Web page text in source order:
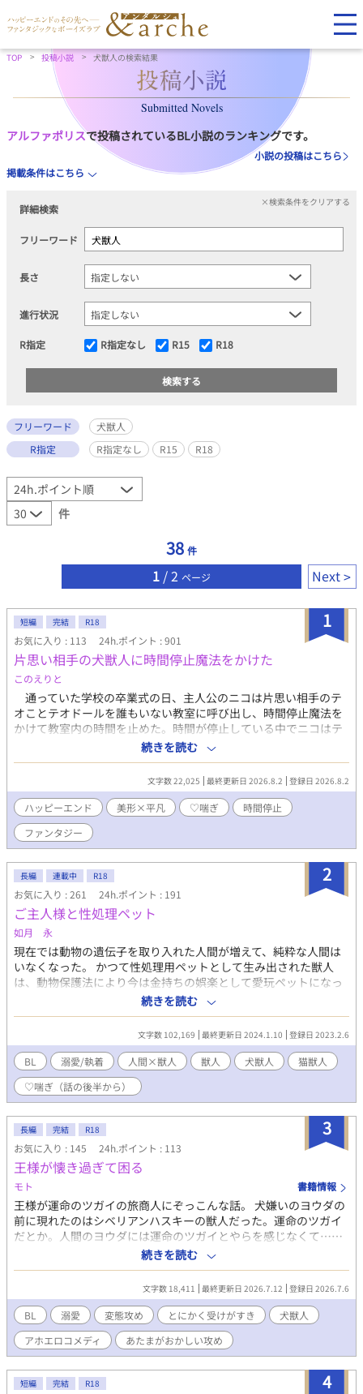
TOP 投稿小説 犬獣人の検索結果
Submitted Novels
アルファポリスで投稿されているBL小説のランキングです。
小説の投稿はこちら
掲載条件はこちら
詳細検索
×検索条件をクリアする
フリーワード
長さ
進行状況
R指定 R指定なし R15 R18
フリーワード
犬獣人
R指定
R指定なし R15 R18
件
38 件
1 / 2 ページ Next
1
短編 完結 R18
お気に入り : 113 24h.ポイント : 901
片思い相手の犬獣人に時間停止魔法をかけた
このえりと
通っていた学校の卒業式の日、主人公のニコは片思い相手のテ
オことテオドールを誰もいない教室に呼び出し、時間停止魔法を
かけて教室内の時間を止めた。時間が停止している中でニコはテ
オにキスをして、秘めていた想いを告白する。魔法を解除し別れ
の言葉を言うつもりだったニコだが、テオから言いくるめられ卒
業後もしばしば会うこととなった。せめてもう二度と時間停止魔
法は使わないとニコは決意する。 しかしその決意虚しく、結局
ニコは卒業後もテオに対し時間停止魔法を何度もかけてしまって
いた。ニコの家で一緒に夕飯を食べたあと、ニコはテオの時間を
止めキスやフェラをしていく。テオが帰ったあとはテオを思い出
しながらニコは自慰をする。そんな日々が続いていた。 しかし
ある日別の友人から、テオには好きな人がいるという話を聞いて
しまったニコは――。 主人公が片思い相手の犬獣人に時間停止魔
法をかけてあれやこれやする話。 成分表：♡喘ぎ 潮吹き ゆるフ
ァンタジーな世界観です
続きを読む
文字数 22,025 最終更新日 2026.8.2 登録日 2026.8.2
ハッピーエンド 美形×平凡 ♡喘ぎ
時間停止
ファンタジー
2
長編 連載中 R18
お気に入り : 261 24h.ポイント : 191
ご主人様と性処理ペット
如月 永
現在では動物の遺伝子を取り入れた人間が増えて、純粋な人間は
いなくなった。 かつて性処理用ペットとして生み出された獣人
は、動物保護法により今は金持ちの娯楽として愛玩ペットになっ
ていた。 しかし一部例外として性処理用として売られる場合があ
った。 それは買い手に性欲過多の特殊遺伝子を持つ場合だ。 ライ
オン種の御主人様に飼われた猫獣人や、ドＳな御主人様に飼われ
ている犬型獣人の話。 ＜説明＆注意＞ 安定のぼんやり設定。エロ
度は普通。犬獣人はハート喘ぎ気味。 誤字脱字、後出し設定が不
自然でも許してくれる人向け。 2000文字程度で33話まで投稿予約
済み。それ以降は未定。 まだ中編くらいの長さだけど、続きそう
なので長編設定。 ＜キャラクター覚え書＞ ●玄道 嵐志(げんど
うあらし)： ライオン種とウサギ種の遺伝子を持つ絶倫御主人様。
純の飼い主。30代半ば。 ●シロ→純(じゅん)： 猫型獣人。短毛種
の白猫で金と水色のオッドアイ。世間知らずの17歳。年齢より見
た目も言動も幼い。 ●御子神 恭一朗（みこがみきょういちろ
う）： 絃真の飼い主。絶倫動物の遺伝子を持つが、何の動物かは
教えてくれない。ドＳ。玄道の仕事を通しての友人。20代後半。
●絃真（けんしん）： 犬型獣人。ドＭに調教されている。エッチ
の時しか御子神をご主人様と呼ばない。15歳の時に買われ、ペッ
ト歴５年。成人までの成長速度が違うため２年間で成人して現在
続きを読む
文字数 102,169 最終更新日 2024.1.10 登録日 2023.2.6
BL 溺愛/執着 人間×獣人 獣人 犬獣人
猫獣人
♡喘ぎ（話の後半から）
3
長編 完結 R18
お気に入り : 145 24h.ポイント : 113
王様が懐き過ぎて困る
モト 書籍情報
王様が運命のツガイの旅商人にぞっこんな話。 犬嫌いのヨウダの
前に現れたのはシベリアンハスキーの獣人だった。運命のツガイ
だとか。人間のヨウダには運命のツガイとやらを感じなくて……
王様の一方通行ラブ。 王様はヨウダを絆すことはできるのか？！
内容はないです。ただの興奮した変態です。変態好きでない方は
続きを読む
文字数 18,411 最終更新日 2026.7.12 登録日 2026.7.6
BL 溺愛 変態攻め とにかく受けがすき
犬獣人
アホエロコメディ
あたまがおかしい攻め
4
短編 完結 R18